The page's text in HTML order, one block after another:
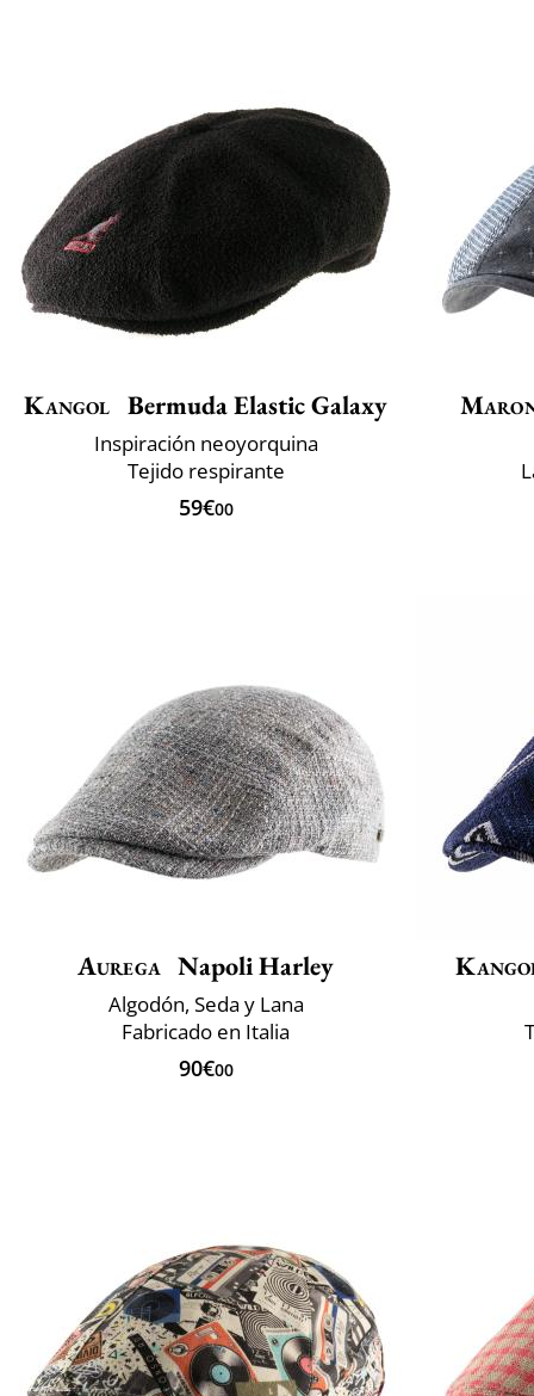
Kangol Bermuda Elastic Galaxy
Inspiración neoyorquina
Tejido respirante
59€00
Aurega Napoli Harley
Algodón, Seda y Lana
Fabricado en Italia
90€00